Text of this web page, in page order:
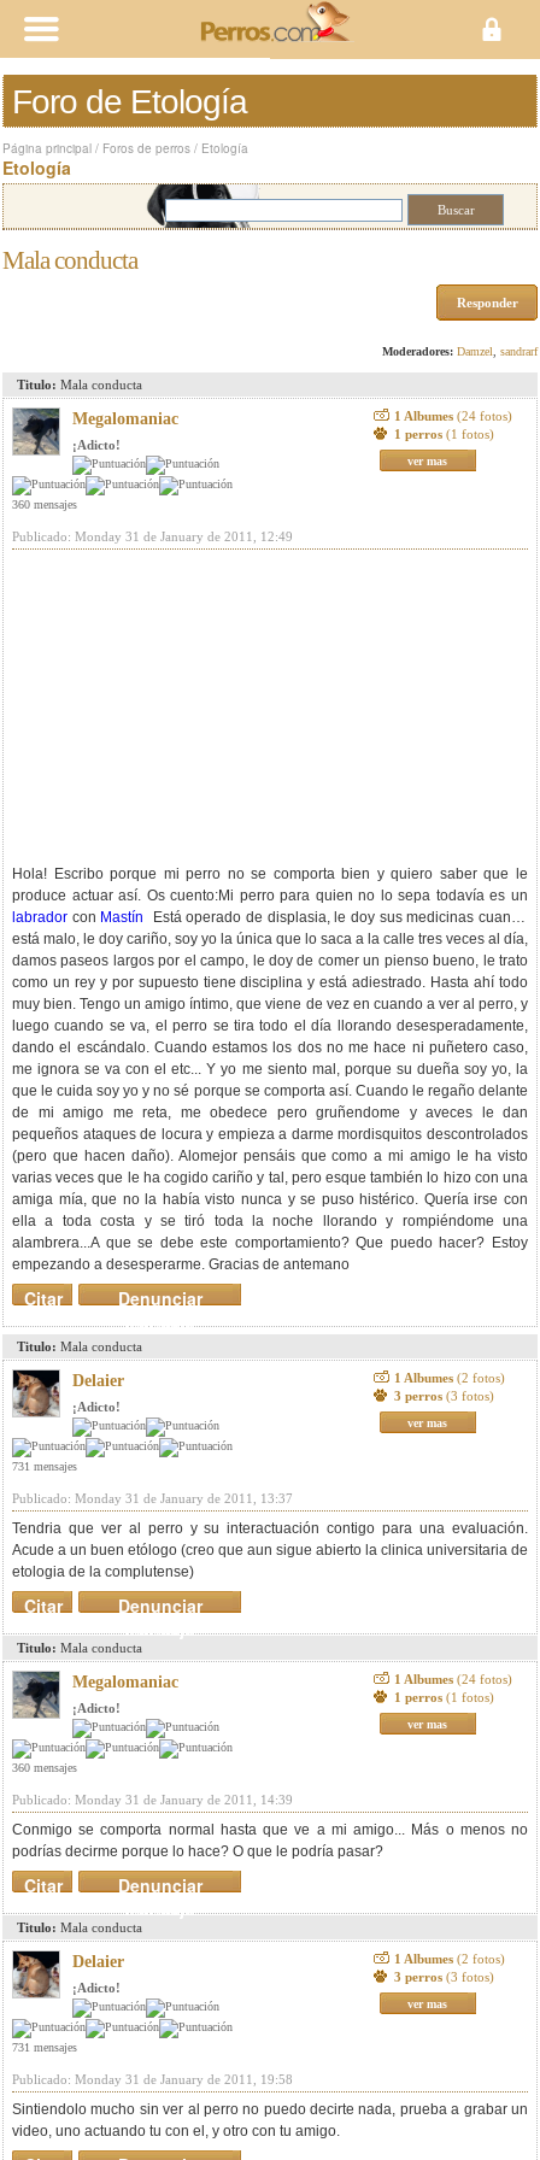
Foro de Etología
Página principal / Foros de perros / Etología
Etología
Mala conducta
Responder
Moderadores: Damzel sandrarf
Titulo: Mala conducta
Megalomaniac
¡Adicto!
360 mensajes
1 Albumes (24 fotos)
1 perros (1 fotos)
ver mas
Publicado: Monday 31 de January de 2011, 12:49
Hola! Escribo porque mi perro no se comporta bien y quiero saber que le
produce actuar así. Os cuento:Mi perro para quien no lo sepa todavía es un
labrador con Mastín Está operado de displasia, le doy sus medicinas cuando
está malo, le doy cariño, soy yo la única que lo saca a la calle tres veces al día,
damos paseos largos por el campo, le doy de comer un pienso bueno, le trato
como un rey y por supuesto tiene disciplina y está adiestrado. Hasta ahí todo
muy bien. Tengo un amigo íntimo, que viene de vez en cuando a ver al perro, y
luego cuando se va, el perro se tira todo el día llorando desesperadamente,
dando el escándalo. Cuando estamos los dos no me hace ni puñetero caso,
me ignora se va con el etc... Y yo me siento mal, porque su dueña soy yo, la
que le cuida soy yo y no sé porque se comporta así. Cuando le regaño delante
de mi amigo me reta, me obedece pero gruñendome y aveces le dan
pequeños ataques de locura y empieza a darme mordisquitos descontrolados
(pero que hacen daño). Alomejor pensáis que como a mi amigo le ha visto
varias veces que le ha cogido cariño y tal, pero esque también lo hizo con una
amiga mía, que no la había visto nunca y se puso histérico. Quería irse con
ella a toda costa y se tiró toda la noche llorando y rompiéndome una
alambrera...A que se debe este comportamiento? Que puedo hacer? Estoy
empezando a desesperarme. Gracias de antemano
Denunciar
mensaje
Citar
Titulo: Mala conducta
Delaier
¡Adicto!
731 mensajes
1 Albumes (2 fotos)
3 perros (3 fotos)
ver mas
Publicado: Monday 31 de January de 2011, 13:37
Tendria que ver al perro y su interactuación contigo para una evaluación.
Acude a un buen etólogo (creo que aun sigue abierto la clinica universitaria de
etologia de la complutense)
Denunciar
mensaje
Citar
Titulo: Mala conducta
Megalomaniac
¡Adicto!
360 mensajes
1 Albumes (24 fotos)
1 perros (1 fotos)
ver mas
Publicado: Monday 31 de January de 2011, 14:39
Conmigo se comporta normal hasta que ve a mi amigo... Más o menos no
podrías decirme porque lo hace? O que le podría pasar?
Denunciar
mensaje
Citar
Titulo: Mala conducta
Delaier
¡Adicto!
731 mensajes
1 Albumes (2 fotos)
3 perros (3 fotos)
ver mas
Publicado: Monday 31 de January de 2011, 19:58
Sintiendolo mucho sin ver al perro no puedo decirte nada, prueba a grabar un
video, uno actuando tu con el, y otro con tu amigo.